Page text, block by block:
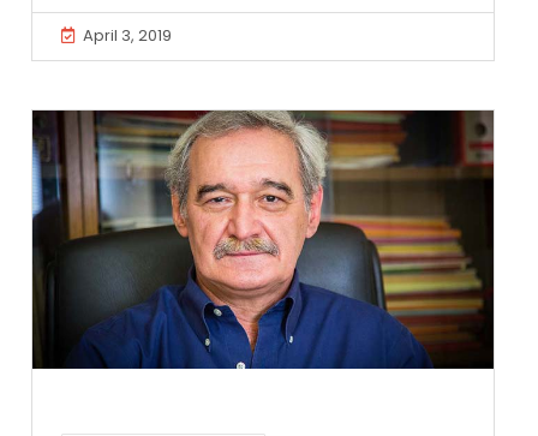
April 3, 2019